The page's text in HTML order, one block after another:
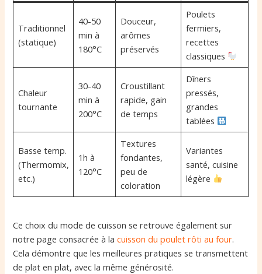
Traditionnel
(statique)
40-50
min à
180°C
Douceur,
arômes
préservés
Poulets
fermiers,
recettes
classiques
Chaleur
tournante
30-40
min à
200°C
Croustillant
rapide, gain
de temps
Dîners
pressés,
grandes
tablées
Basse temp.
(Thermomix,
etc.)
1h à
120°C
Textures
fondantes,
peu de
coloration
Variantes
santé, cuisine
légère
Ce choix du mode de cuisson se retrouve également sur
notre page consacrée à lacuisson du poulet rôti au four.
Cela démontre que les meilleures pratiques se transmettent
de plat en plat, avec la même générosité.